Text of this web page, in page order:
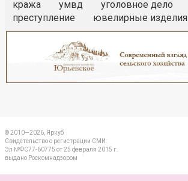
кража умвд
уголовное дело
преступление
ювелирные изделия
© 2010—2026, Яркуб
Свидетельство о регистрации СМИ:
Эл №ФС77-60775 от 25 февраля 2015 г.
выдано Роскомнадзором